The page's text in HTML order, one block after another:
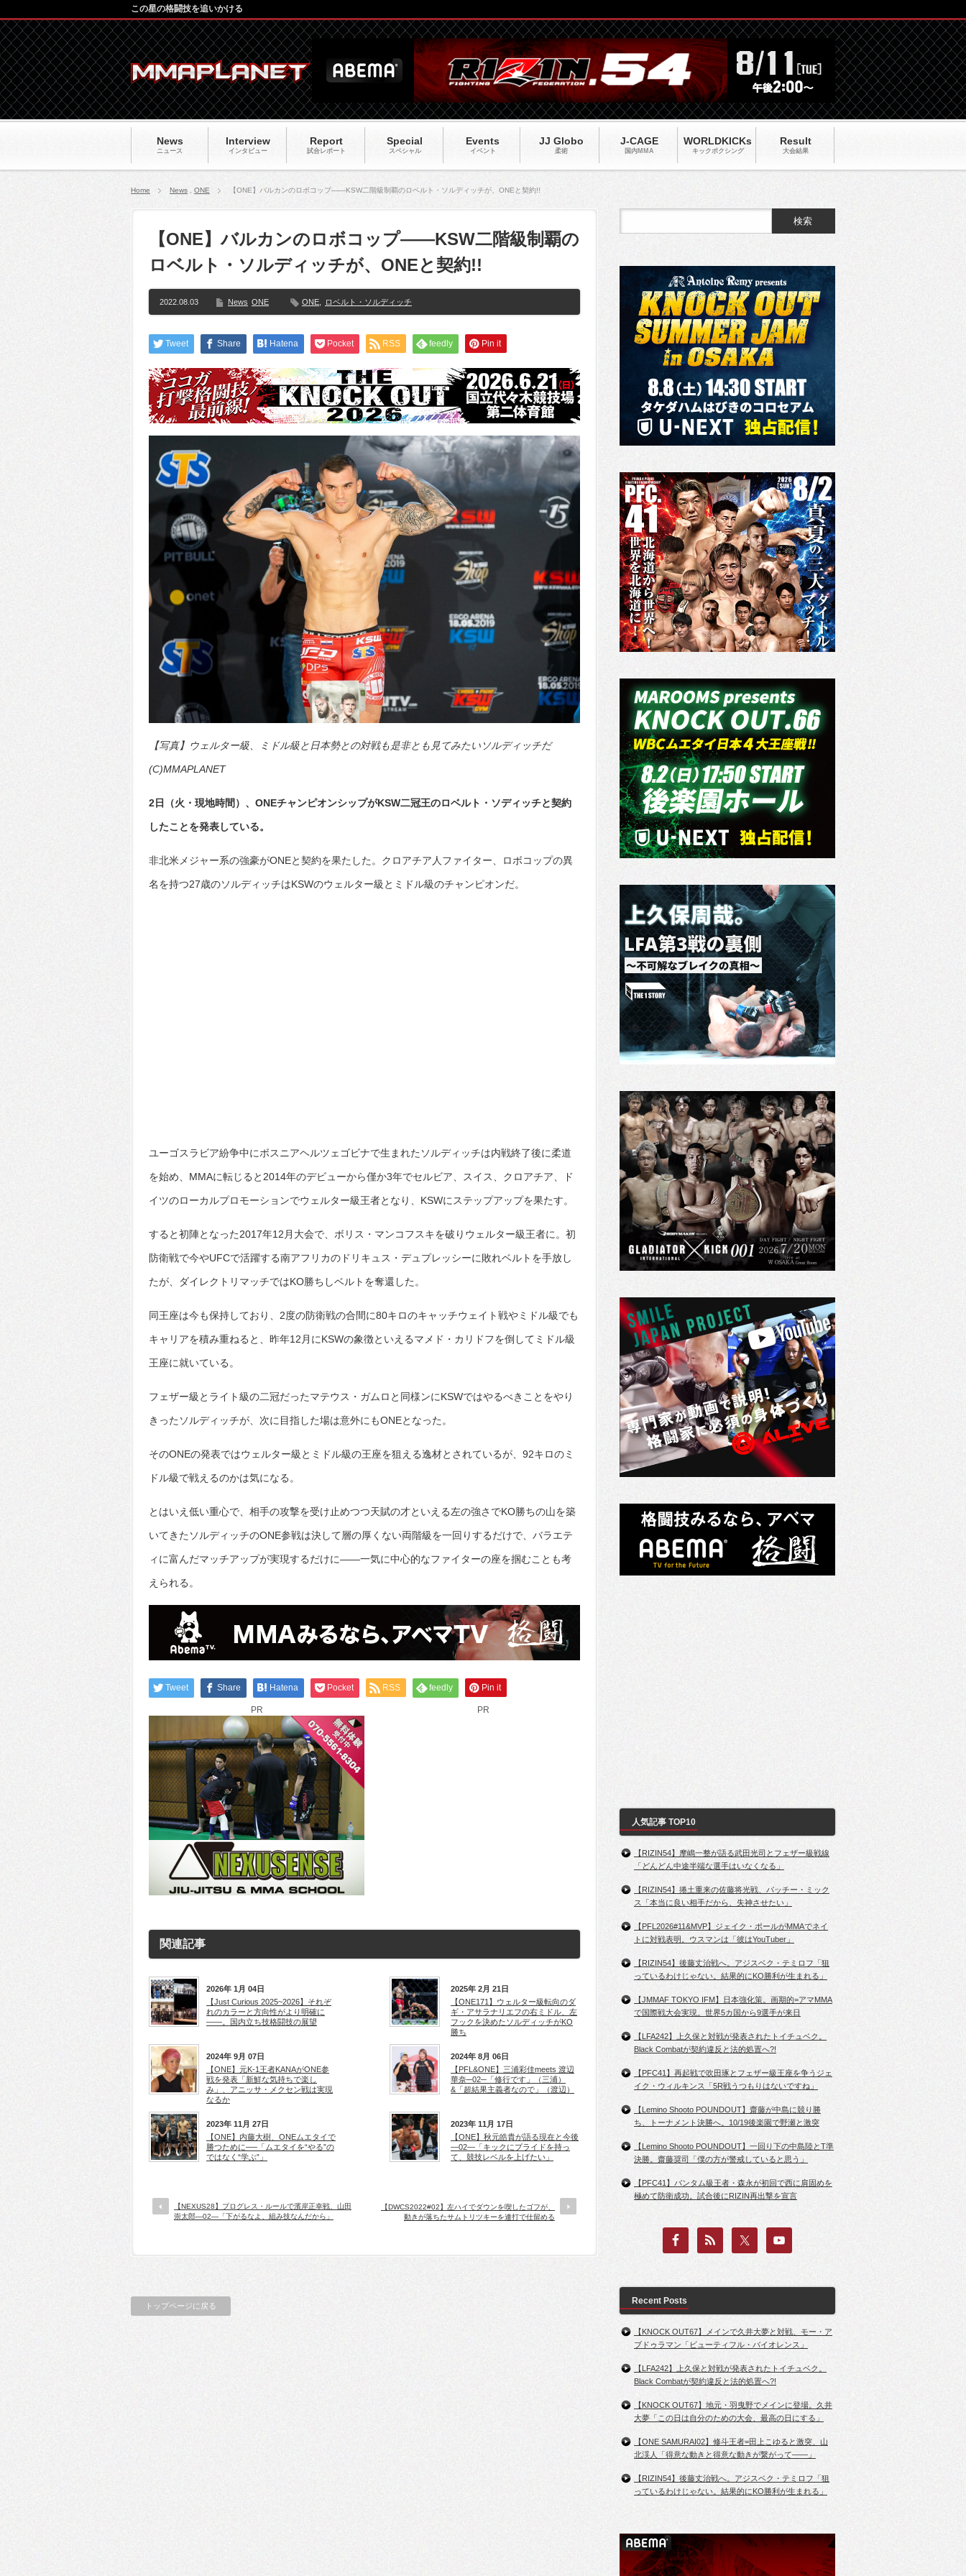
News
ニュース
Interview
インタビュー
Report
試合レポート
Special
スペシャル
Events
イベント
JJ Globo
柔術
J-CAGE
国内MMA
WORLDKICKs
キックポクシング
Result
大会結果
この星の格闘技を追いかける
Home News ONE 【ONE】バルカンのロボコップ――KSW二階級制覇のロベルト・ソルディッチが、ONEと契約!!
【ONE】バルカンのロボコップ――KSW二階級制覇の
ロベルト・ソルディッチが、ONEと契約!!
2022.08.03 News ONE ONE ロベルト・ソルディッチ
Tweet Share Hatena Pocket RSS feedly Pin it
【写真】ウェルター級、ミドル級と日本勢との対戦も是非とも見てみたいソルディッチだ
(C)MMAPLANET
2日（火・現地時間）、ONEチャンピオンシップがKSW二冠王のロベルト・ソディッチと契約
したことを発表している。
非北米メジャー系の強豪がONEと契約を果たした。クロアチア人ファイター、ロボコップの異
名を持つ27歳のソルディッチはKSWのウェルター級とミドル級のチャンピオンだ。
ユーゴスラビア紛争中にボスニアヘルツェゴビナで生まれたソルディッチは内戦終了後に柔道
を始め、MMAに転じると2014年のデビューから僅か3年でセルビア、スイス、クロアチア、ド
イツのローカルプロモーションでウェルター級王者となり、KSWにステップアップを果たす。
すると初陣となった2017年12月大会で、ボリス・マンコフスキを破りウェルター級王者に。初
防衛戦で今やUFCで活躍する南アフリカのドリキュス・デュプレッシーに敗れベルトを手放し
たが、ダイレクトリマッチではKO勝ちしベルトを奪還した。
同王座は今も保持しており、2度の防衛戦の合間に80キロのキャッチウェイト戦やミドル級でも
キャリアを積み重ねると、昨年12月にKSWの象徴といえるマメド・カリドフを倒してミドル級
王座に就いている。
フェザー級とライト級の二冠だったマテウス・ガムロと同様ンにKSWではやるべきことをやり
きったソルディッチが、次に目指した場は意外にもONEとなった。
そのONEの発表ではウェルター級とミドル級の王座を狙える逸材とされているが、92キロのミ
ドル級で戦えるのかは気になる。
とはいえ低い重心で、相手の攻撃を受け止めつつ天賦の才といえる左の強さでKO勝ちの山を築
いてきたソルディッチのONE参戦は決して層の厚くない両階級を一回りするだけで、バラエテ
ィに富んだマッチアップが実現するだけに――一気に中心的なファイターの座を掴むことも考
えられる。
Tweet Share Hatena Pocket RSS feedly Pin it
PR PR
関連記事
2026年 1月 04日
【Just Curious 2025~2026】それぞ
れのカラーと方向性がより明確に
――。国内立ち技格闘技の展望
2025年 2月 21日
【ONE171】ウェルター級転向のダ
ギ・アサラナリエフの右ミドル、左
フックを決めたソルディッチがKO
勝ち
2024年 9月 07日
【ONE】元K-1王者KANAがONE参
戦を発表「新鮮な気持ちで楽し
み」、アニッサ・メクセン戦は実現
なるか
2024年 8月 06日
【PFL&ONE】三浦彩佳meets 渡辺
華奈─02─「修行です」（三浦）
&「超結果主義者なので」（渡辺）
2023年 11月 27日
【ONE】内藤大樹、ONEムエタイで
勝つために──「ムエタイを“やる”の
ではなく“学ぶ”」
2023年 11月 17日
【ONE】秋元皓貴が語る現在と今後
―02―「キックにプライドを持っ
て、競技レベルを上げたい」
【NEXUS28】プログレス・ルールで濱岸正幸戦、山田
崇太郎―02―「下がるなよ、組み技なんだから」
【DWCS2022#02】左ハイでダウンを喫したゴフが、
動きが落ちたサムトリツキーを連打で仕留める
トップページに戻る
人気記事 TOP10
【RIZIN54】摩嶋一整が語る武田光司とフェザー級戦線
「どんどん中途半端な選手はいなくなる」
【RIZIN54】捲土重来の佐藤将光戦、パッチー・ミック
ス「本当に良い相手だから、失神させたい」
【PFL2026#11&MVP】ジェイク・ポールがMMAでネイ
トに対戦表明。ウスマンは「彼はYouTuber」
【RIZIN54】後藤丈治戦へ。アジスベク・テミロフ「狙
っているわけじゃない。結果的にKO勝利が生まれる」
【JMMAF TOKYO IFM】日本強化策。画期的=アマMMA
で国際戦大会実現。世界5カ国から9選手が来日
【LFA242】上久保と対戦が発表されたトイチュベク。
Black Combatが契約違反と法的処置へ?!
【PFC41】再起戦で吹田琢とフェザー級王座を争うジェ
イク・ウィルキンス「5R戦うつもりはないですね」
【Lemino Shooto POUNDOUT】齋藤が中島に競り勝
ち、トーナメント決勝へ。10/19後楽園で野瀬と激突
【Lemino Shooto POUNDOUT】一回り下の中島陸とT準
決勝。齋藤奨司「僕の方が警戒していると思う」
【PFC41】バンタム級王者・森永が初回で西に肩固めを
極めて防衛成功。試合後にRIZIN再出撃を宣言
Recent Posts
【KNOCK OUT67】メインで久井大夢と対戦、モー・ア
ブドゥラマン「ビューティフル・バイオレンス」
【LFA242】上久保と対戦が発表されたトイチュベク。
Black Combatが契約違反と法的処置へ?!
【KNOCK OUT67】地元・羽曳野でメインに登場。久井
大夢「この日は自分のための大会、最高の日にする」
【ONE SAMURAI02】修斗王者=田上こゆると激突、山
北渓人「得意な動きと得意な動きが繋がって――」
【RIZIN54】後藤丈治戦へ。アジスベク・テミロフ「狙
っているわけじゃない。結果的にKO勝利が生まれる」